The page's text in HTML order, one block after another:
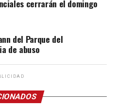
cerrarán el domingo
del Parque del
de abuso